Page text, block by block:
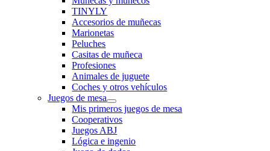
TINYLY
Accesorios de muñecas
Marionetas
Peluches
Casitas de muñeca
Profesiones
Animales de juguete
Coches y otros vehículos
Juegos de mesa
Mis primeros juegos de mesa
Cooperativos
Juegos ABJ
Lógica e ingenio